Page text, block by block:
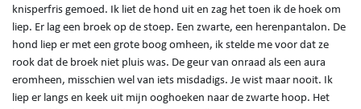
knisperfris gemoed. Ik liet de hond uit en zag het toen ik de hoek om
liep. Er lag een broek op de stoep. Een zwarte, een herenpantalon. De
hond liep er met een grote boog omheen, ik stelde me voor dat ze
rook dat de broek niet pluis was. De geur van onraad als een aura
eromheen, misschien wel van iets misdadigs. Je wist maar nooit. Ik
liep er langs en keek uit mijn ooghoeken naar de zwarte hoop. Het